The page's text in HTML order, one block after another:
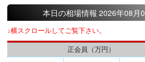
本日の相場情報 2026年08月
↓横スクロールしてご覧下さい。
正会員（万円）